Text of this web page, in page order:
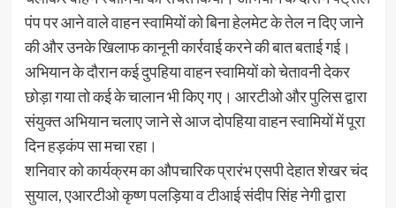
पंप पर आने वाले वाहन स्वामियों को बिना हेलमेट के तेल न दिए जाने
की और उनके खिलाफ कानूनी कार्रवाई करने की बात बताई गई।
अभियान के दौरान कई दुपहिया वाहन स्वामियों को चेतावनी देकर
छोड़ा गया तो कई के चालान भी किए गए। आरटीओ और पुलिस द्वारा
संयुक्त अभियान चलाए जाने से आज दोपहिया वाहन स्वामियों में पूरा
दिन हड़कंप सा मचा रहा।
शनिवार को कार्यक्रम का औपचारिक प्रारंभ एसपी देहात शेखर चंद
सुयाल, एआरटीओ कृष्ण पलड़िया व टीआई संदीप सिंह नेगी द्वारा